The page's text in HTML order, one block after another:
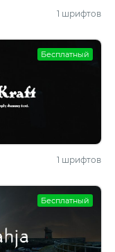
1 шрифтов
Бесплатный
1 шрифтов
Бесплатный